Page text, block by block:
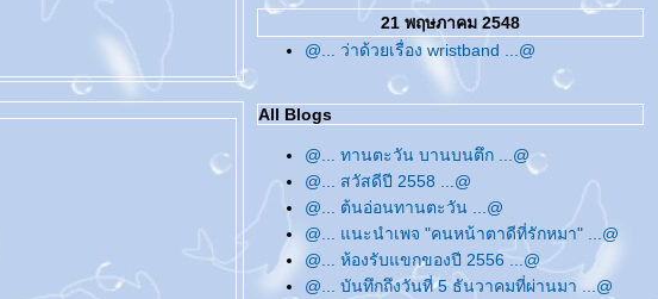
21 พฤษภาคม 2548
@... ว่าด้วยเรื่อง wristband ...@
All Blogs
@... ทานตะวัน บานบนตึก ...@
@... สวัสดีปี 2558 ...@
@... ต้นอ่อนทานตะวัน ...@
@... แนะนำเพจ "คนหน้าตาดีที่รักหมา" ...@
@... ห้องรับแขกของปี 2556 ...@
@... บันทึกถึงวันที่ 5 ธันวาคมที่ผ่านมา ...@